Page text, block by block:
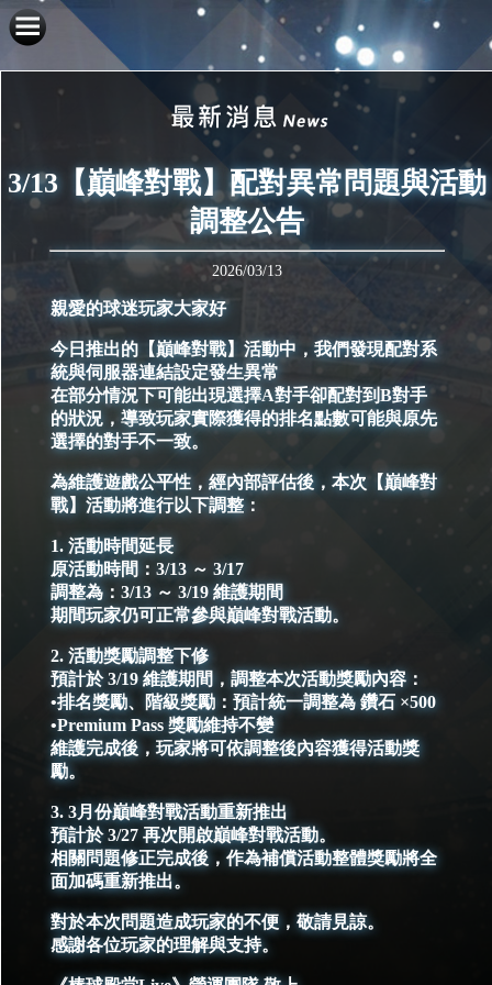
3/13【巔峰對戰】配對異常問題與活動
調整公告
2026/03/13
親愛的球迷玩家大家好
今日推出的【巔峰對戰】活動中，我們發現配對系
統與伺服器連結設定發生異常
在部分情況下可能出現選擇A對手卻配對到B對手
的狀況，導致玩家實際獲得的排名點數可能與原先
選擇的對手不一致。
為維護遊戲公平性，經內部評估後，本次【巔峰對
戰】活動將進行以下調整：
1. 活動時間延長
原活動時間：3/13 ～ 3/17
調整為：3/13 ～ 3/19 維護期間
期間玩家仍可正常參與巔峰對戰活動。
2. 活動獎勵調整下修
預計於 3/19 維護期間，調整本次活動獎勵內容：
•排名獎勵、階級獎勵：預計統一調整為 鑽石 ×500
•Premium Pass 獎勵維持不變
維護完成後，玩家將可依調整後內容獲得活動獎
勵。
3. 3月份巔峰對戰活動重新推出
預計於 3/27 再次開啟巔峰對戰活動。
相關問題修正完成後，作為補償活動整體獎勵將全
面加碼重新推出。
對於本次問題造成玩家的不便，敬請見諒。
感謝各位玩家的理解與支持。